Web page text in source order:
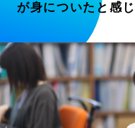
が身についたと感じ